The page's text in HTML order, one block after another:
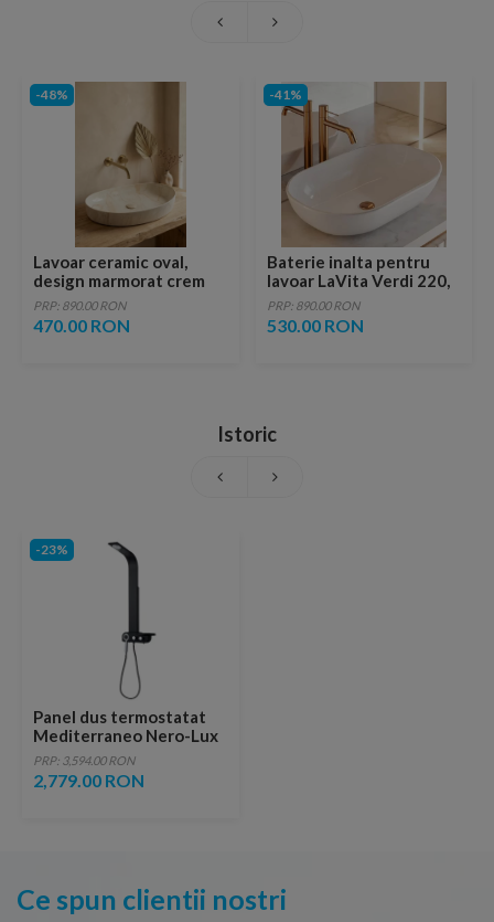
-48%
Lavoar ceramic oval,
design marmorat crem
lucios cu vene aurii,
ventil inclus
PRP: 890.00 RON
470.00 RON
-41%
Baterie inalta pentru
lavoar LaVita Verdi 220,
fara ventil, brushed
copper
PRP: 890.00 RON
530.00 RON
Istoric
-23%
Panel dus termostatat
Mediterraneo Nero-Lux
112x13 cm cu dus mobil
culoare negru
PRP: 3,594.00 RON
2,779.00 RON
Ce spun clientii nostri